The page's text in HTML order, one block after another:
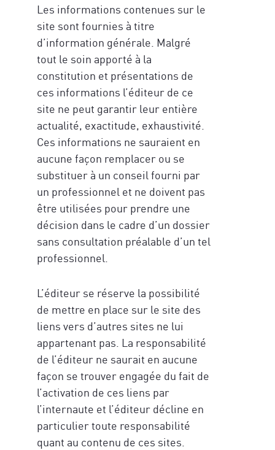
Les informations contenues sur le
site sont fournies à titre
d’information générale. Malgré
tout le soin apporté à la
constitution et présentations de
ces informations l’éditeur de ce
site ne peut garantir leur entière
actualité, exactitude, exhaustivité.
Ces informations ne sauraient en
aucune façon remplacer ou se
substituer à un conseil fourni par
un professionnel et ne doivent pas
être utilisées pour prendre une
décision dans le cadre d’un dossier
sans consultation préalable d’un tel
professionnel.
L’éditeur se réserve la possibilité
de mettre en place sur le site des
liens vers d’autres sites ne lui
appartenant pas. La responsabilité
de l’éditeur ne saurait en aucune
façon se trouver engagée du fait de
l’activation de ces liens par
l’internaute et l’éditeur décline en
particulier toute responsabilité
quant au contenu de ces sites.